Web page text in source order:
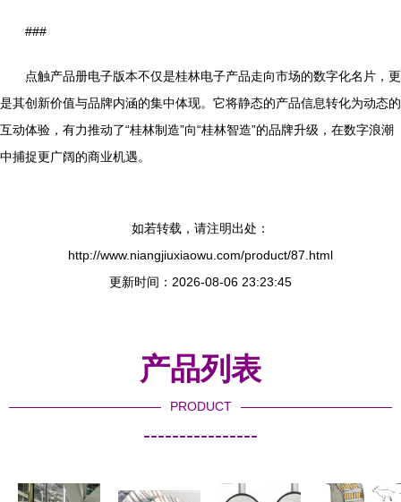
###
点触产品册电子版本不仅是桂林电子产品走向市场的数字化名片，更
是其创新价值与品牌内涵的集中体现。它将静态的产品信息转化为动态的
互动体验，有力推动了“桂林制造”向“桂林智造”的品牌升级，在数字浪潮
中捕捉更广阔的商业机遇。
如若转载，请注明出处：
http://www.niangjiuxiaowu.com/product/87.html
更新时间：2026-08-06 23:23:45
产品列表
PRODUCT
----------------